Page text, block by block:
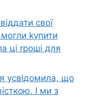
свої
kупити
ці rроші для
я усвідомила, що
І ми з